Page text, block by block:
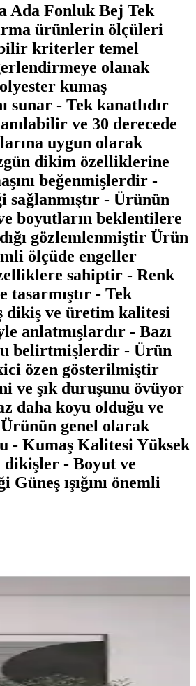
Ada Fonluk Bej Tek
ürünlerin ölçüleri
kriterler temel
olanak
kumaş
- Tek kanatlıdır
ve 30 derecede
uygun olarak
dikim özelliklerine
beğenmişlerdir -
- Ürünün
boyutların beklentilere
gözlemlenmiştir Ürün
ölçüde engeller
sahiptir - Renk
- Tek
dikiş ve üretim kalitesi
anlatmışlardır - Bazı
belirtmişlerdir - Ürün
özen gösterilmiştir
ve şık duruşunu övüyor
daha koyu olduğu ve
genel olarak
- Kumaş Kalitesi Yüksek
dikişler - Boyut ve
ışığını önemli